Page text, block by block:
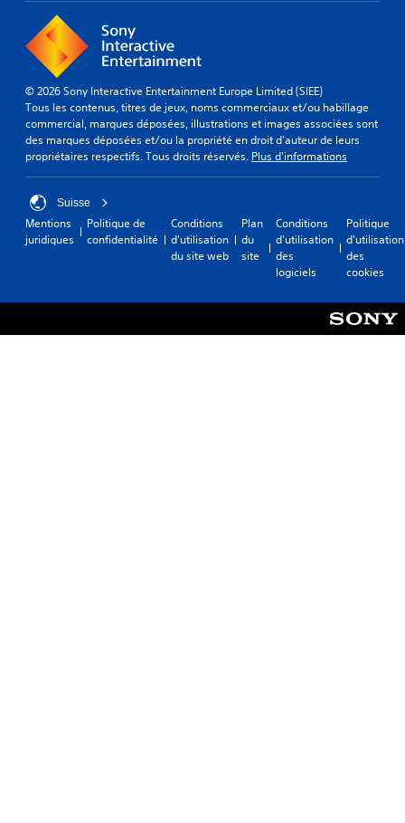
© 2026 Sony Interactive Entertainment Europe Limited (SIEE)
Tous les contenus, titres de jeux, noms commerciaux et/ou habillage
commercial, marques déposées, illustrations et images associées sont
des marques déposées et/ou la propriété en droit d'auteur de leurs
propriétaires respectifs. Tous droits réservés. Plus d'informations
Suisse
Mentions
juridiques
Politique de
confidentialité
Conditions
d'utilisation
du site web
Plan
du
site
Conditions
d'utilisation
des
logiciels
Politique
d'utilisation
des
cookies